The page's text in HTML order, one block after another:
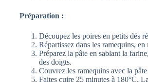
Préparation :
Découpez les poires en petits dés
Répartissez dans les ramequins,
Préparez la pâte en sablant la
des doigts.
Couvrez les ramequins avec la
Faites cuire 25 minutes à 180°C.